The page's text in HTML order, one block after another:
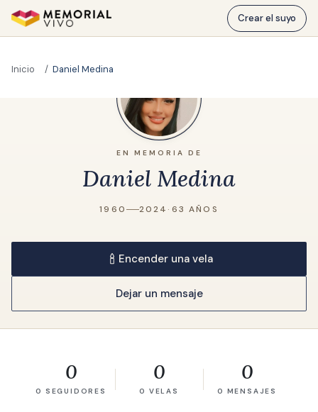
Ir al contenido principal
Crear el suyo
Inicio Daniel Medina
EN MEMORIA DE
Daniel Medina
1960 2024 · 63 AÑOS
Encender una vela
Dejar un mensaje
0
0 SEGUIDORES
0
0 VELAS
0
0 MENSAJES